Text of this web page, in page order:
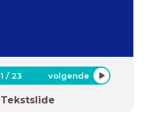
1 /23 volgende
Tekstslide